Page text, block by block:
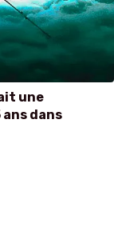
une
dans